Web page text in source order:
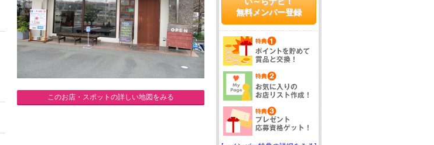
このお店・スポットの詳しい地図をみる
無料メンバー登録